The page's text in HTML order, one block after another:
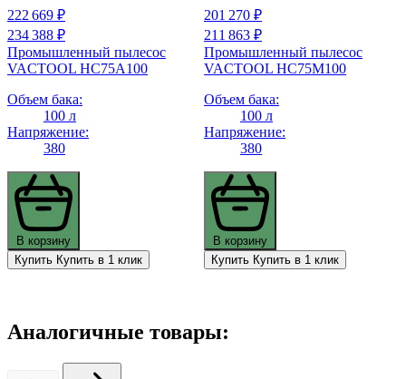
222 669 ₽
234 388 ₽
Промышленный пылесос
VACTOOL HC75A100
Объем бака:
100 л
Напряжение:
380
В корзину
Купить Купить в 1 клик
201 270 ₽
211 863 ₽
Промышленный пылесос
VACTOOL HC75M100
Объем бака:
100 л
Напряжение:
380
В корзину
Купить Купить в 1 клик
Аналогичные товары: